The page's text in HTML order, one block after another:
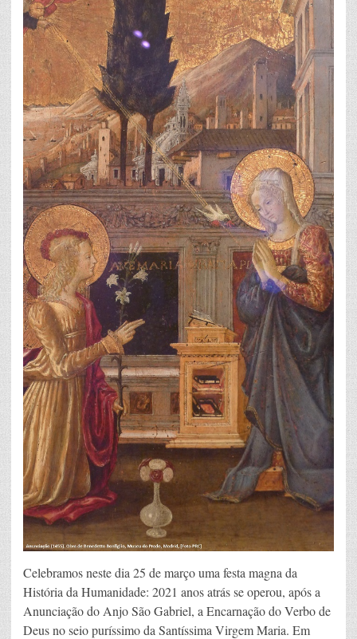
Celebramos neste dia 25 de março uma festa magna da
História da Humanidade: 2021 anos atrás se operou, após a
Anunciação do Anjo São Gabriel, a Encarnação do Verbo de
Deus no seio puríssimo da Santíssima Virgem Maria. Em